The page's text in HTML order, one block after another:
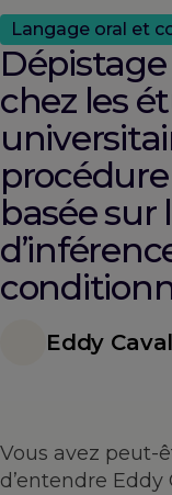
Langage oral et
chez les
basée sur
Eddy
Vous avez peut-
d’entendre Eddy